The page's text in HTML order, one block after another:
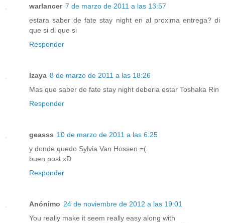
warlancer 7 de marzo de 2011 a las 13:57
estara saber de fate stay night en al proxima entrega? di
que si di que si
Responder
Izaya 8 de marzo de 2011 a las 18:26
Mas que saber de fate stay night deberia estar Toshaka Rin
Responder
geasss 10 de marzo de 2011 a las 6:25
y donde quedo Sylvia Van Hossen =(
buen post xD
Responder
Anónimo 24 de noviembre de 2012 a las 19:01
You really make it seem really easy along with